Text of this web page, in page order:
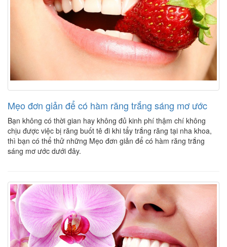
Mẹo đơn giản để có hàm răng trắng sáng mơ ước
Bạn không có thời gian hay không đủ kinh phí thậm chí không
chịu được việc bị răng buốt tê đi khi tẩy trắng răng tại nha khoa,
thì bạn có thể thử những Mẹo đơn giản để có hàm răng trắng
sáng mơ ước dưới đây.